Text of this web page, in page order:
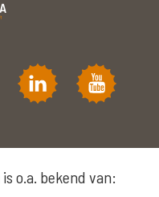
o.a. bekend van: